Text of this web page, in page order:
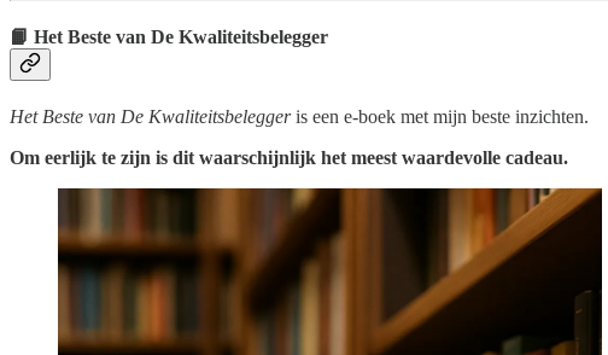
📙 Het Beste van De Kwaliteitsbelegger
Het Beste van De Kwaliteitsbeleggeris een e-boek met mijn beste inzichten.
Om eerlijk te zijn is dit waarschijnlijk het meest waardevolle cadeau.